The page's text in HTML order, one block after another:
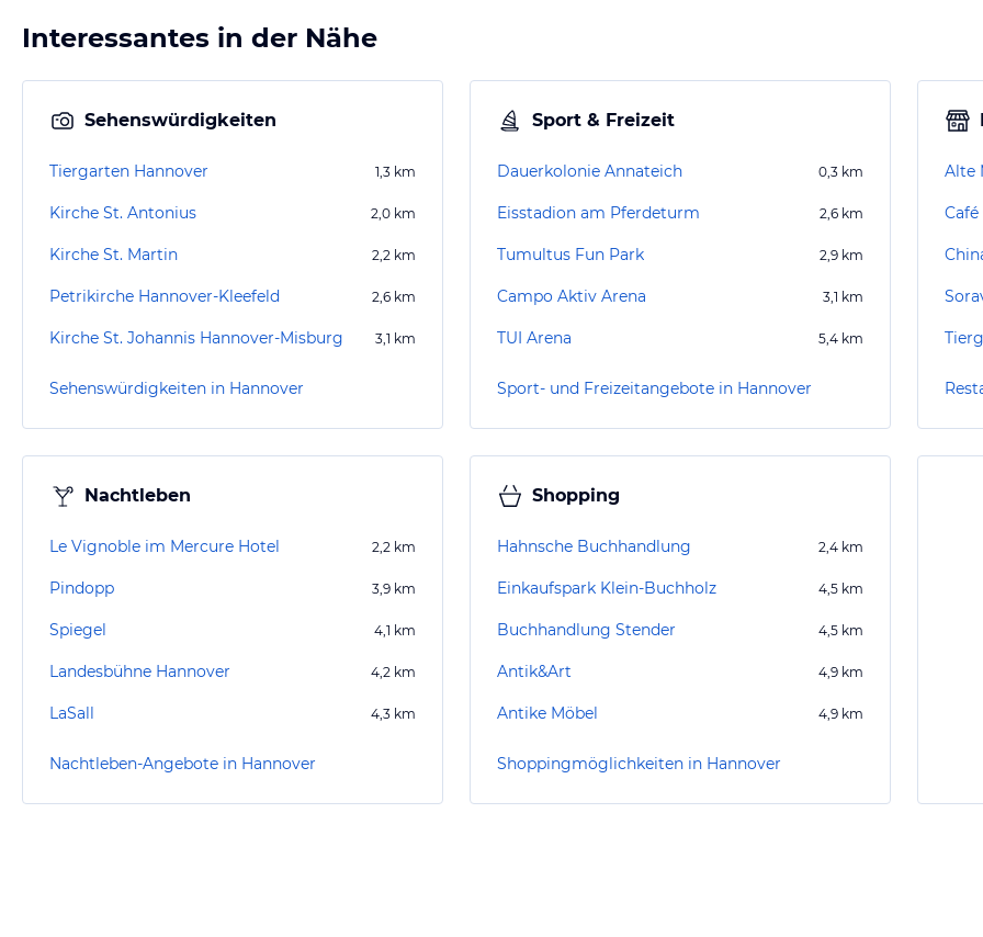
Interessantes in der Nähe
Sehenswürdigkeiten
Tiergarten Hannover 1,3 km
Kirche St. Antonius 2,0 km
Kirche St. Martin 2,2 km
Petrikirche Hannover-Kleefeld 2,6 km
Kirche St. Johannis Hannover-Misburg 3,1 km
Sehenswürdigkeiten in Hannover
Sport & Freizeit
Dauerkolonie Annateich 0,3 km
Eisstadion am Pferdeturm 2,6 km
Tumultus Fun Park 2,9 km
Campo Aktiv Arena 3,1 km
TUI Arena 5,4 km
Sport- und Freizeitangebote in Hannover
Alte
Café
Nachtleben
Le Vignoble im Mercure Hotel 2,2 km
Pindopp 3,9 km
Spiegel 4,1 km
Landesbühne Hannover 4,2 km
LaSall 4,3 km
Nachtleben-Angebote in Hannover
Shopping
Hahnsche Buchhandlung 2,4 km
Einkaufspark Klein-Buchholz 4,5 km
Buchhandlung Stender 4,5 km
Antik&Art 4,9 km
Antike Möbel 4,9 km
Shoppingmöglichkeiten in Hannover